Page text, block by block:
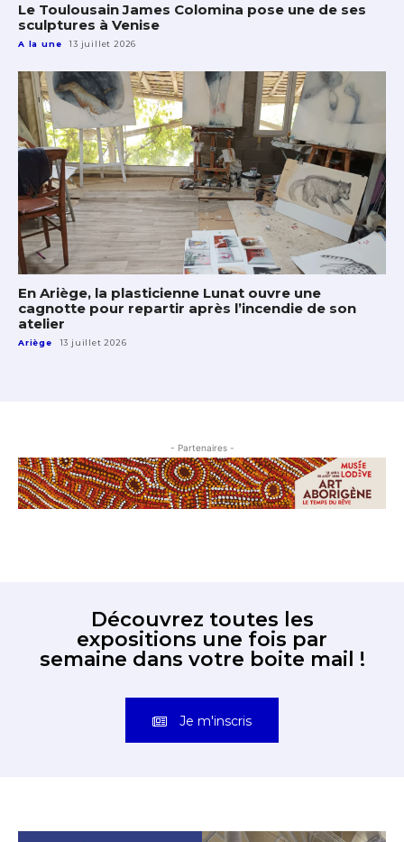
Le Toulousain James Colomina pose une de ses
sculptures à Venise
A la une 13 juillet 2026
En Ariège, la plasticienne Lunat ouvre une
cagnotte pour repartir après l’incendie de son
atelier
Ariège 13 juillet 2026
- Partenaires -
Découvrez toutes les
expositions une fois par
semaine dans votre boite mail !
Je m'inscris